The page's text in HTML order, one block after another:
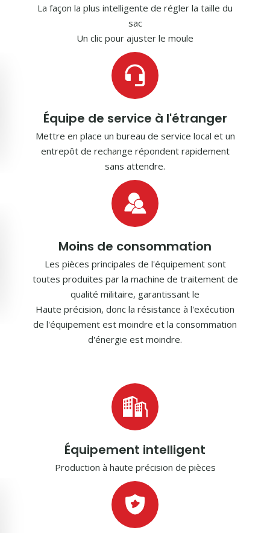
La façon la plus intelligente de régler la taille du
sac
Un clic pour ajuster le moule
Équipe de service à l'étranger
Mettre en place un bureau de service local et un
entrepôt de rechange répondent rapidement
sans attendre.
Moins de consommation
Les pièces principales de l'équipement sont
toutes produites par la machine de traitement de
qualité militaire, garantissant le
Haute précision, donc la résistance à l'exécution
de l'équipement est moindre et la consommation
d'énergie est moindre.
Équipement intelligent
Production à haute précision de pièces